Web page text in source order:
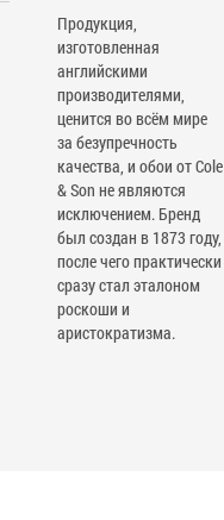
Продукция,
изготовленная
английскими
производителями,
ценится во всём мире
за безупречность
качества, и обои от Cole
& Son не являются
исключением. Бренд
был создан в 1873 году,
после чего практически
сразу стал эталоном
роскоши и
аристократизма.